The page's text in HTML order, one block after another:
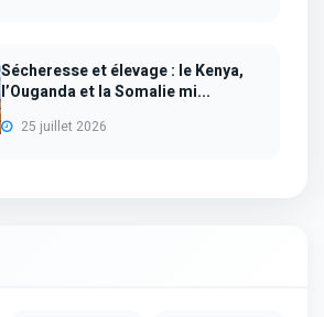
Sécheresse et élevage : le Kenya,
l’Ouganda et la Somalie mi...
25 juillet 2026